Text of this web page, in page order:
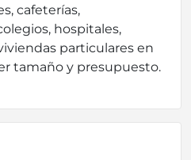
cafeterías,
hospitales,
particulares en
tamaño y presupuesto.